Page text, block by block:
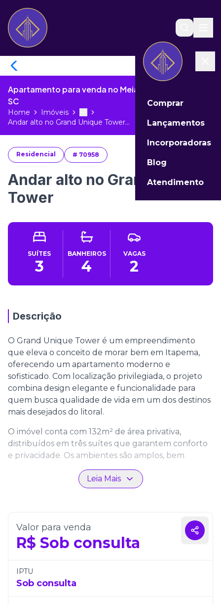
Comprar
Lançamentos
Incorporadoras
Blog
Atendimento
Apartamento para venda no Meia Praia de Itapema -
SC
Home Imóveis More
Toggle menu
Andar alto no Grand Unique Tower...
Residencial # 70958
Andar alto no Grand Unique
Tower
SUÍTES
3
BANHEIROS
4
VAGAS
2
Descrição
O Grand Unique Tower é um empreendimento
que eleva o conceito de morar bem em Itapema,
oferecendo um apartamento moderno e
sofisticado. Com localização privilegiada, o projeto
combina design elegante e funcionalidade para
quem busca qualidade de vida em um dos destinos
mais desejados do litoral.
O imóvel conta com 132m² de área privativa,
distribuídos em três suítes que garantem conforto
e privacidade. Os ambientes são amplos, bem
planejados e integrados, proporcionando
praticidade no dia a dia e uma atmosfera acolhedora
para receber família e amigos.
garagem, oferecendo segurança e comodidade.
Morar no Grand Unique Tower é desfrutar de
exclusividade, sofisticação e o privilégio de viver em
Leia Mais
Valor para venda
R$ Sob consulta
IPTU
Sob consulta